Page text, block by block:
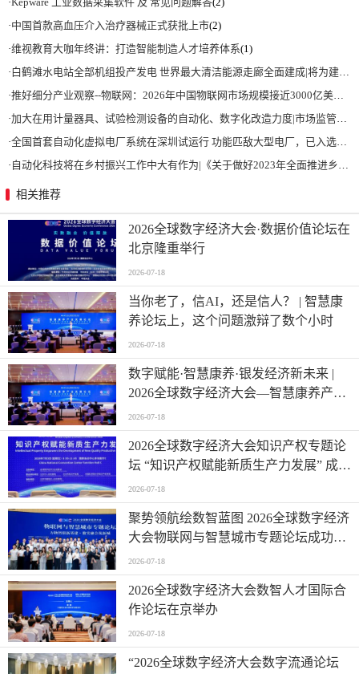
·中国首款高血压介入治疗器械正式获批上市(2)
·维视教育大咖年终讲：打造智能制造人才培养体系(1)
·白鹤滩水电站全部机组投产发电 世界最大清洁能源走廊全面建成|将为建设新型能源体系、保障国家能源安全、实现“双碳”目标提供有力支撑
·推好细分产业观察--物联网：2026年中国物联网市场规模接近3000亿美元 智慧工厂、智慧城市、智慧电网等将占60%以上
·加大在用计量器具、试验检测设备的自动化、数字化改造力度|市场监管总局 工业和信息化部 关于促进企业计量能力提升的指导意见
·全国首套自动化虚拟电厂系统在深圳试运行 功能匹敌大型电厂，已入选国际典型案例
· 自动化科技将在乡村振兴工作中大有作为|《关于做好2023年全面推进乡村振兴重点工作的意见》发布
相关推荐
2026全球数字经济大会·数据价值论坛在
北京隆重举行
2026-07-18
当你老了，信AI，还是信人？ | 智慧康
养论坛上，这个问题激辩了数个小时
2026-07-18
数字赋能·智慧康养·银发经济新未来 |
2026全球数字经济大会—智慧康养产业
发展论坛在京举办
2026-07-18
2026全球数字经济大会知识产权专题论
坛 “知识产权赋能新质生产力发展” 成功
举办
2026-07-18
聚势领航绘数智蓝图 2026全球数字经济
大会物联网与智慧城市专题论坛成功举
办
2026-07-18
2026全球数字经济大会数智人才国际合
作论坛在京举办
2026-07-18
“2026全球数字经济大会数字流通论坛